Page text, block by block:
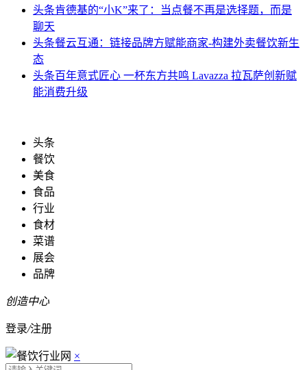
头条肯德基的“小K”来了：当点餐不再是选择题，而是
聊天
头条餐云互通：链接品牌方赋能商家-构建外卖餐饮新生
态
头条百年意式匠心 一杯东方共鸣 Lavazza 拉瓦萨创新赋
能消费升级
头条
餐饮
美食
食品
行业
食材
菜谱
展会
品牌
创造中心
登录/注册
×